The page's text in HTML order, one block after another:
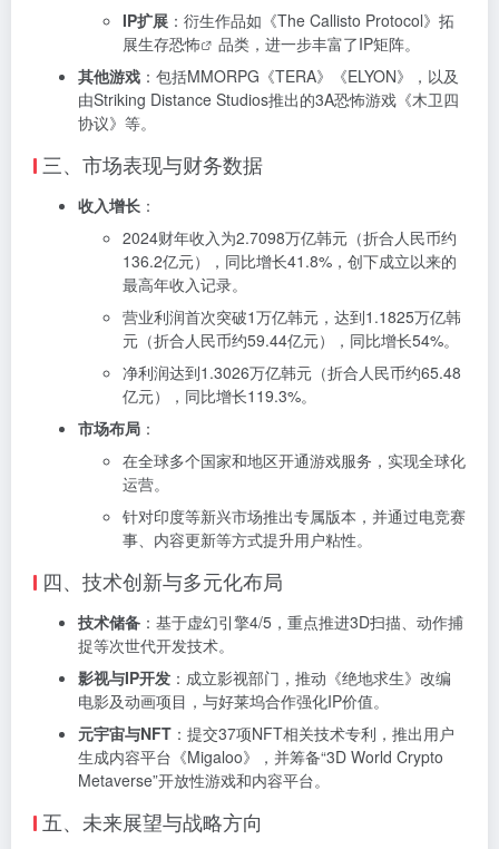
IP扩展 ：衍生作品如《The Callisto Protocol》拓
展生存恐怖
品类，进一步丰富了IP矩阵。
其他游戏 ：包括MMORPG《TERA》《ELYON》，以及
由Striking Distance Studios推出的3A恐怖游戏《木卫四
协议》等。
三、市场表现与财务数据
收入增长 ：
2024财年收入为2.7098万亿韩元（折合人民币约
136.2亿元），同比增长41.8%，创下成立以来的
最高年收入记录。
营业利润首次突破1万亿韩元，达到1.1825万亿韩
元（折合人民币约59.44亿元），同比增长54%。
净利润达到1.3026万亿韩元（折合人民币约65.48
亿元），同比增长119.3%。
市场布局 ：
在全球多个国家和地区开通游戏服务，实现全球化
运营。
针对印度等新兴市场推出专属版本，并通过电竞赛
事、内容更新等方式提升用户粘性。
四、技术创新与多元化布局
技术储备 ：基于虚幻引擎4/5，重点推进3D扫描、动作捕
捉等次世代开发技术。
影视与IP开发 ：成立影视部门，推动《绝地求生》改编
电影及动画项目，与好莱坞合作强化IP价值。
元宇宙与NFT ：提交37项NFT相关技术专利，推出用户
生成内容平台《Migaloo》，并筹备“3D World Crypto
Metaverse”开放性游戏和内容平台。
五、未来展望与战略方向